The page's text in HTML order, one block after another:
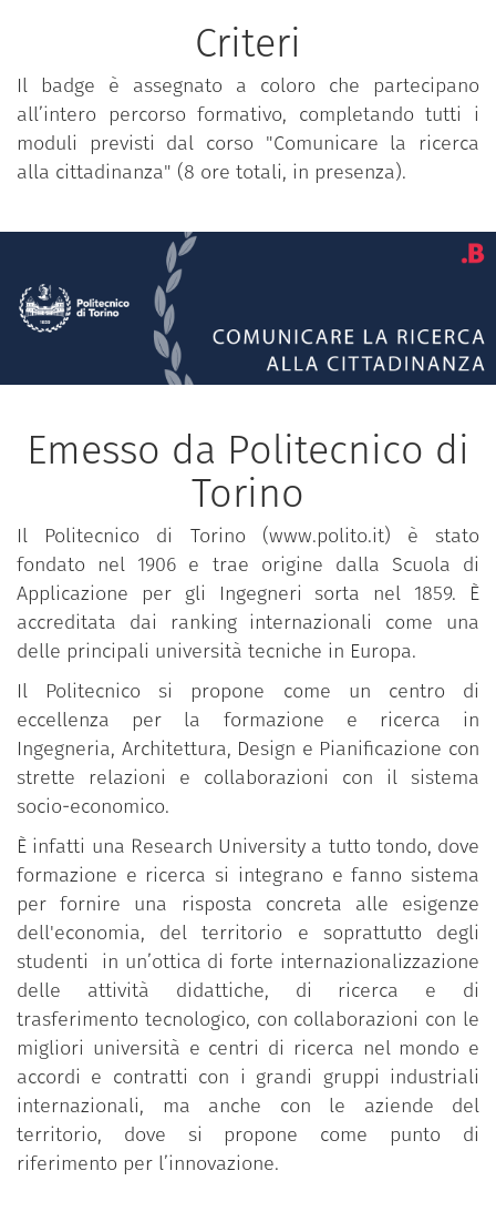
Criteri
Il badge è assegnato a coloro che partecipano
all’intero percorso formativo, completando tutti i
moduli previsti dal corso "Comunicare la ricerca
alla cittadinanza" (8 ore totali, in presenza).
Emesso da Politecnico di
Torino
Il Politecnico di Torino (www.polito.it) è stato
fondato nel 1906 e trae origine dalla Scuola di
Applicazione per gli Ingegneri sorta nel 1859. È
accreditata dai ranking internazionali come una
delle principali università tecniche in Europa.
Il Politecnico si propone come un centro di
eccellenza per la formazione e ricerca in
Ingegneria, Architettura, Design e Pianificazione con
strette relazioni e collaborazioni con il sistema
socio-economico.
È infatti una Research University a tutto tondo, dove
formazione e ricerca si integrano e fanno sistema
per fornire una risposta concreta alle esigenze
dell'economia, del territorio e soprattutto degli
studenti in un’ottica di forte internazionalizzazione
delle attività didattiche, di ricerca e di
trasferimento tecnologico, con collaborazioni con le
migliori università e centri di ricerca nel mondo e
accordi e contratti con i grandi gruppi industriali
internazionali, ma anche con le aziende del
territorio, dove si propone come punto di
riferimento per l’innovazione.